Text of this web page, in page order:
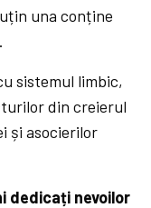
una conține
sistemul limbic,
din creierul
și asocierilor
dedicați nevoilor